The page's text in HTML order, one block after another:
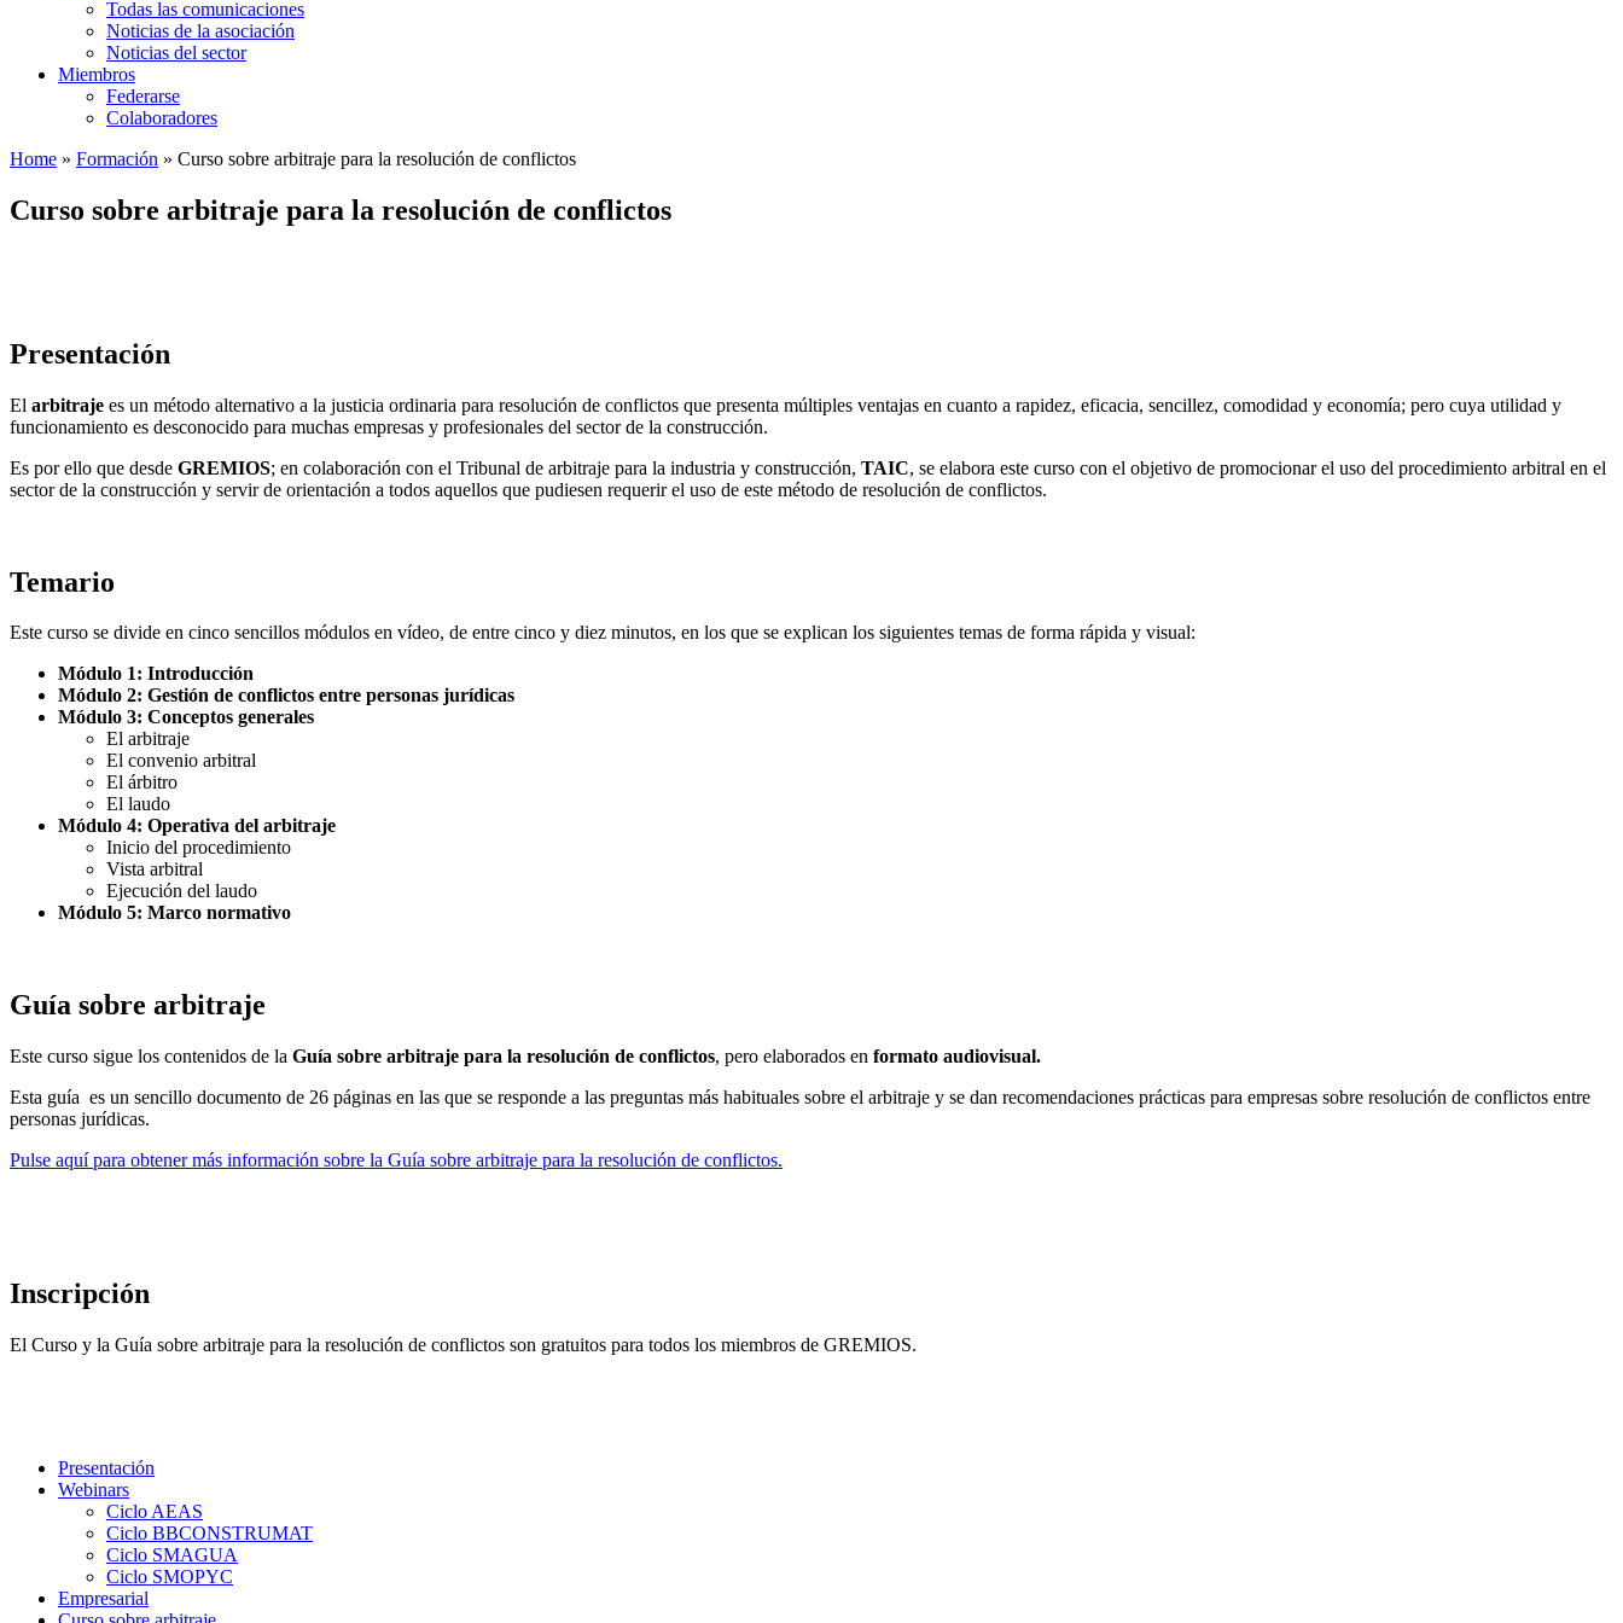
Todas las comunicaciones
Noticias de la asociación
Noticias del sector
Miembros
Federarse
Colaboradores
Home » Formación » Curso sobre arbitraje para la resolución de conflictos
Curso sobre arbitraje para la resolución de conflictos
Presentación
El arbitraje es un método alternativo a la justicia ordinaria para resolución de conflictos que presenta múltiples ventajas en cuanto a rapidez, eficacia, sencillez, comodidad y economía; pero cuya utilidad y
funcionamiento es desconocido para muchas empresas y profesionales del sector de la construcción.
Es por ello que desde GREMIOS; en colaboración con el Tribunal de arbitraje para la industria y construcción, TAIC, se elabora este curso con el objetivo de promocionar el uso del procedimiento arbitral en el
sector de la construcción y servir de orientación a todos aquellos que pudiesen requerir el uso de este método de resolución de conflictos.
Temario
Este curso se divide en cinco sencillos módulos en vídeo, de entre cinco y diez minutos, en los que se explican los siguientes temas de forma rápida y visual:
Módulo 1: Introducción
Módulo 2: Gestión de conflictos entre personas jurídicas
Módulo 3: Conceptos generales
El arbitraje
El convenio arbitral
El árbitro
El laudo
Módulo 4: Operativa del arbitraje
Inicio del procedimiento
Vista arbitral
Ejecución del laudo
Módulo 5: Marco normativo
Guía sobre arbitraje
Este curso sigue los contenidos de la Guía sobre arbitraje para la resolución de conflictos, pero elaborados en formato audiovisual.
Esta guía es un sencillo documento de 26 páginas en las que se responde a las preguntas más habituales sobre el arbitraje y se dan recomendaciones prácticas para empresas sobre resolución de conflictos entre
personas jurídicas.
Pulse aquí para obtener más información sobre la Guía sobre arbitraje para la resolución de conflictos.
Inscripción
El Curso y la Guía sobre arbitraje para la resolución de conflictos son gratuitos para todos los miembros de GREMIOS.
Presentación
Webinars
Ciclo AEAS
Ciclo BBCONSTRUMAT
Ciclo SMAGUA
Ciclo SMOPYC
Empresarial